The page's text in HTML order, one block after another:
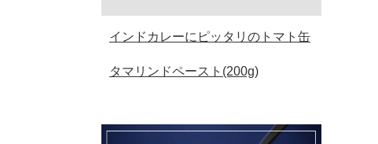
インドカレーにピッタリのトマト缶
タマリンドペースト(200g)